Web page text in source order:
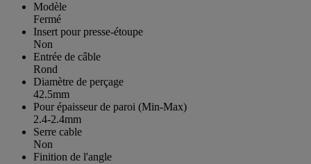
Modèle
Fermé
Insert pour presse-étoupe
Non
Entrée de câble
Rond
Diamètre de perçage
42.5mm
Pour épaisseur de paroi (Min-Max)
2.4-2.4mm
Serre cable
Non
Finition de l'angle